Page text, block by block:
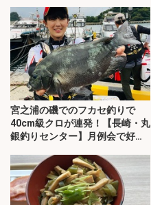
宮之浦の磯でのフカセ釣りで
40cm級クロが連発！【長崎・丸
銀釣りセンター】月例会で好釣